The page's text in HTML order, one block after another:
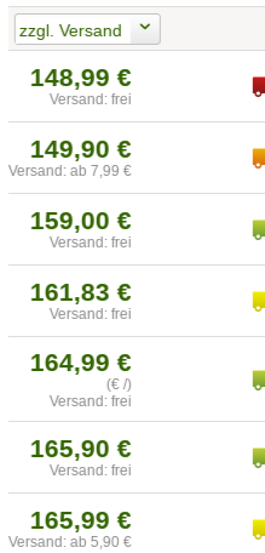
zzgl. Versand
148,99 €
Versand: frei
149,90 €
Versand: ab 7,99 €
159,00 €
Versand: frei
161,83 €
Versand: frei
164,99 €
(€ /)
Versand: frei
165,90 €
Versand: frei
165,99 €
Versand: ab 5,90 €